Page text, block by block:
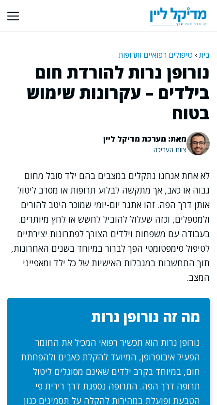
לתוכן
בית› טיפולים רפואיים ותרופות
נורופן נרות להורדת חום
בילדים – עקרונות שימוש
בטוח
מאת: מערכת מדיקל ליין
צוות העריכה
לא אחת אנחנו נתקלים במצבים בהם ילד סובל מחום
גבוה או כאב, אך מתקשה לבלוע תרופות או מסרב ליטול
אותן דרך הפה. זהו אתגר יום-יומי שמוכר היטב להורים
ולמטפלים, וכזה שעלול להוביל לחשש או לחץ מיותרים.
בעבודה עם משפחות וילדים הצורך לפתרונות יצירתיים
לטיפול סימפטומטי הפך לברור במיוחד בשנים האחרונות,
תוך התחשבות במגבלות האישיות של כל ילד ומאפייני
המצב.
מה זה נורופן נרות
נורופן נרות הוא תכשיר רפואי המכיל את החומר
הפעיל איבופרופן, המיועד להקלת כאבים ולהפחתת
חום, במיוחד בקרב ילדים שאינם מסוגלים ליטול
תרופה דרך הפה. התרופה נספגת דרך רירית פי
הטבעת ופועלת במהירות להקלה על תסמינים כגון